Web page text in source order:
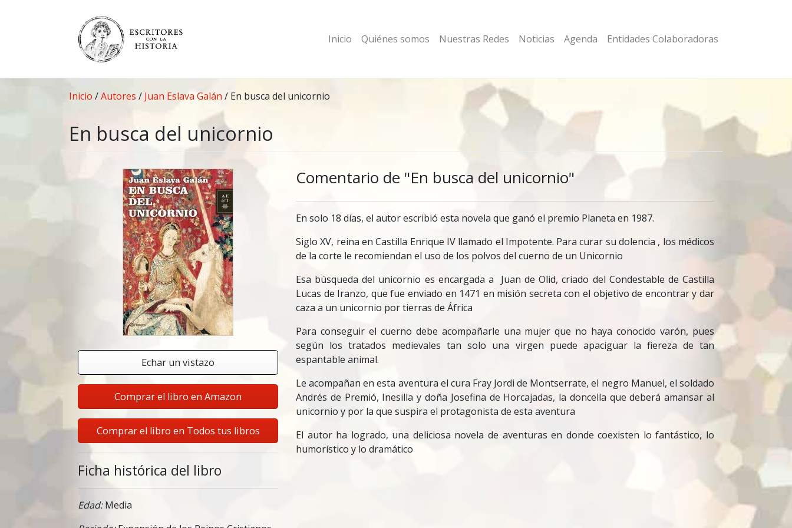
Inicio Quiénes somos Nuestras Redes Noticias Agenda Entidades Colaboradoras
Inicio /Autores / Juan Eslava Galán / En busca del unicornio
En busca del unicornio
Echar un vistazo
Comprar el libro en Amazon
Comprar el libro en Todos tus libros
Ficha histórica del libro
Edad:Media
Comentario de "En busca del unicornio"
En solo 18 días, el autor escribió esta novela que ganó el premio Planeta en 1987.
Siglo XV, reina en Castilla Enrique IV llamado el Impotente. Para curar su dolencia , los médicos
de la corte le recomiendan el uso de los polvos del cuerno de un Unicornio
Esa búsqueda del unicornio es encargada a Juan de Olid, criado del Condestable de Castilla
Lucas de Iranzo, que fue enviado en 1471 en misión secreta con el objetivo de encontrar y dar
caza a un unicornio por tierras de África
Para conseguir el cuerno debe acompañarle una mujer que no haya conocido varón, pues
según los tratados medievales tan solo una virgen puede apaciguar la fiereza de tan
espantable animal.
Le acompañan en esta aventura el cura Fray Jordi de Montserrate, el negro Manuel, el soldado
Andrés de Premió, Inesilla y doña Josefina de Horcajadas, la doncella que deberá amansar al
unicornio y por la que suspira el protagonista de esta aventura
El autor ha logrado, una deliciosa novela de aventuras en donde coexisten lo fantástico, lo
humorístico y lo dramático